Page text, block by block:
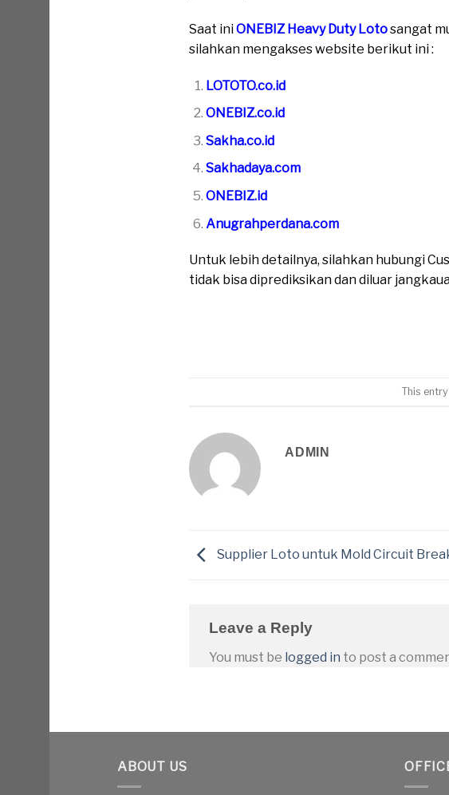
Saat iniONEBIZ Heavy Duty Lotosangat
silahkan mengakses website berikut ini :
LOTOTO.co.id
ONEBIZ.co.id
Sakha.co.id
Sakhadaya.com
ONEBIZ.id
Anugrahperdana.com
Untuk lebih detailnya, silahkan hubungi
tidak bisa diprediksikan dan diluar
This
ADMIN
Supplier Loto untuk Mold Circuit
Leave a Reply
You must be logged in to post a
ABOUT US